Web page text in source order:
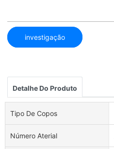
investigação
Detalhe Do Produto
Tipo De Copos
Número Aterial